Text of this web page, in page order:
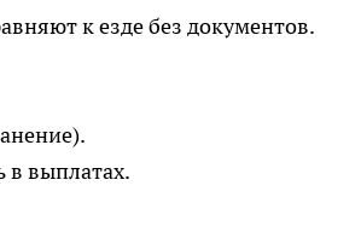
к езде без документов.
выплатах.